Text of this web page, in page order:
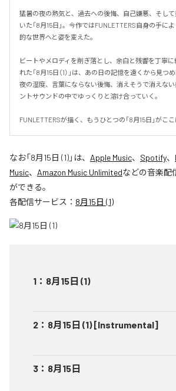
猛暑の夜の熱気と、過去への後悔、自己嫌悪、そし
いた「8月15日」。今作ではFUNLETTERS自身の手に
的な世界へと姿を変えた。
ビートやメロディを削ぎ落とし、余白と残響を丁寧
れた「8月15日（1）」は、あの日の記憶を遠くから見つ
夜の湿度、言葉にならない後悔、消えそうで消えな
ントサウンドの中でゆっくりと溶け合っていく。
FUNLETTERSが描く、もうひとつの「8月15日」がここ
なお「8月15日 (1)」は、 Apple Music、 Spotify、
Music、 Amazon Music Unlimitedなどの音楽配
ができる。
各配信サービス： 8月15日 (1)
1 ： 8月15日 (1)
2 ： 8月15日 (1) [Instrumental]
3 ： 8月15日